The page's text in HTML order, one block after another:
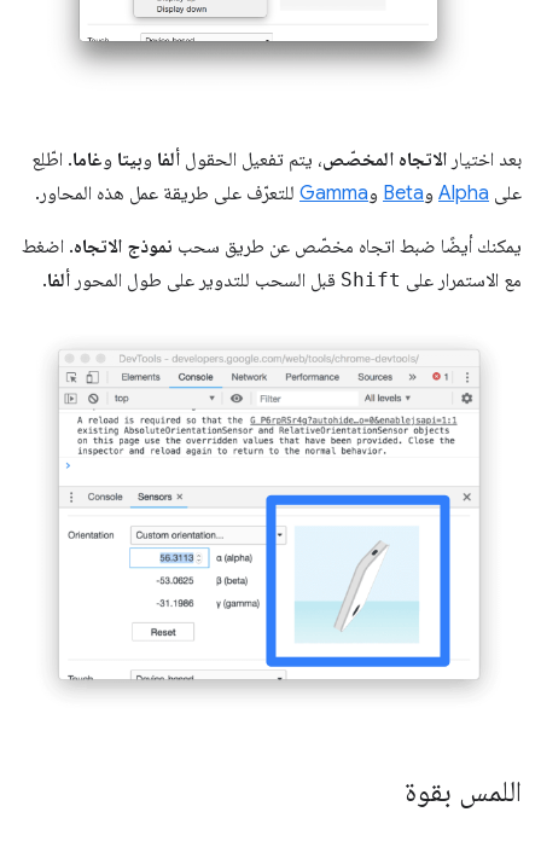
بعد اختيار الاتجاه المخصّص، يتم تفعيل الحقول ألفا وبيتا وغاما. اطّلِع
على Alpha وBeta وGamma للتعرّف على طريقة عمل هذه المحاور.
يمكنك أيضًا ضبط اتجاه مخصّص عن طريق سحب نموذج الاتجاه. اضغط
مع الاستمرار على Shift قبل السحب للتدوير على طول المحور ألفا.
اللمس بقوة